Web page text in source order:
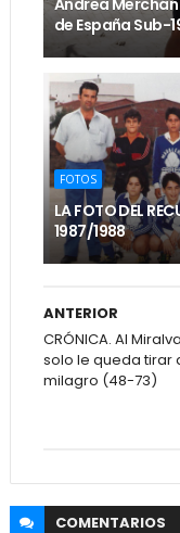
Andrea
de España
FOTOS
LA FOTO DEL
1987/1988
ANTERIOR
CRÓNICA. Al
solo le queda tirar
milagro (48-73)
COMENTARIOS